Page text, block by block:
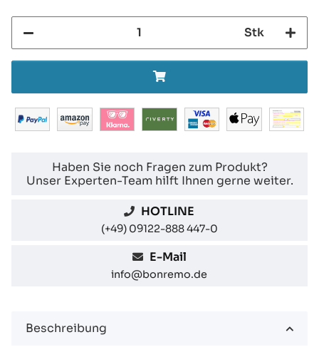
Stk
Haben Sie noch Fragen zum Produkt?
Unser Experten-Team hilft Ihnen gerne weiter.
HOTLINE
(+49) 09122-888 447-0
E-Mail
info@bonremo.de
Beschreibung